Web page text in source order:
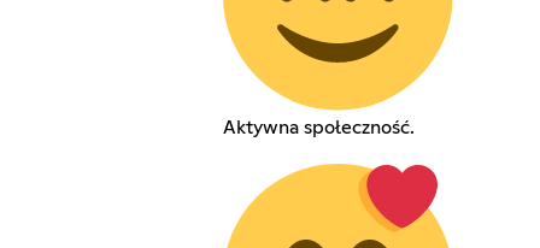
Aktywna społeczność.